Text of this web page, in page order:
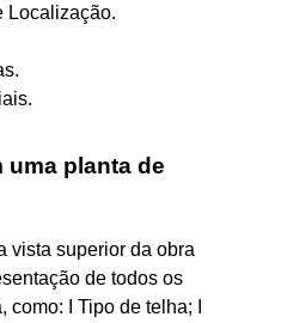
Localização.
uma planta de
vista superior da obra
de todos os
I Tipo de telha; I